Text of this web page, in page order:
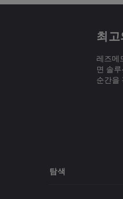
최
레즈메
면 솔
순간을
탐색